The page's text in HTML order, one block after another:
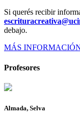
Si querés recibir
debajo.
MÁS
Profesores
Almada, Selva